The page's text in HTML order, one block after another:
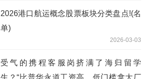
2026港口航运概念股票板块分类盘点!(名
单)
2026-03-03
受气的携程客服岗挤满了海归留学